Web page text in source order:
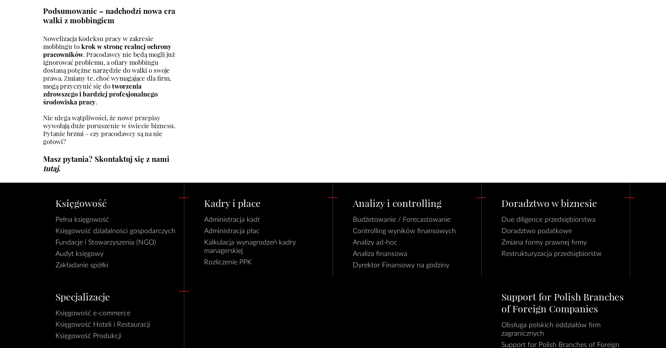
Podsumowanie – nadchodzi nowa era
walki z mobbingiem
Nowelizacja Kodeksu pracy w zakresie
mobbingu tokrok w stronę realnej ochrony
pracowników. Pracodawcy nie będą mogli już
ignorować problemu, a ofiary mobbingu
dostaną potężne narzędzie do walki o swoje
prawa. Zmiany te, choć wymagające dla firm,
mogą przyczynić się dotworzenia
zdrowszego i bardziej profesjonalnego
środowiska pracy.
Nie ulega wątpliwości, że nowe przepisy
wywołają duże poruszenie w świecie biznesu.
Pytanie brzmi – czy pracodawcy są na nie
gotowi?
Masz pytania? Skontaktuj się z nami
tutaj.
Księgowość
Pełna księgowość
Księgowość działalności gospodarczych
Fundacje i Stowarzyszenia (NGO)
Audyt księgowy
Zakładanie spółki
Kadry i płace
Administracja kadr
Administracja płac
Kalkulacja wynagrodzeń kadry
managerskiej
Rozliczenie PPK
Analizy i controlling
Budżetowanie / Forecastowanie
Controlling wyników finansowych
Analizy ad-hoc
Analiza finansowa
Dyrektor Finansowy na godziny
Doradztwo w biznesie
Due diligence przedsiębiorstwa
Doradztwo podatkowe
Zmiana formy prawnej firmy
Restrukturyzacja przedsiębiorstw
Specjalizacje
Księgowość e-commerce
Księgowość Hoteli i Restauracji
Księgowość Produkcji
Support for Polish Branches
of Foreign Companies
Obsługa polskich oddziałów firm
zagranicznych
Support for Polish Branches of Foreign